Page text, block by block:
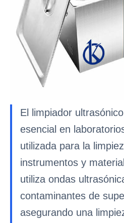
El limpiador
esencial en
utilizada para la
instrumentos y
utiliza ondas
contaminantes de
asegurando una